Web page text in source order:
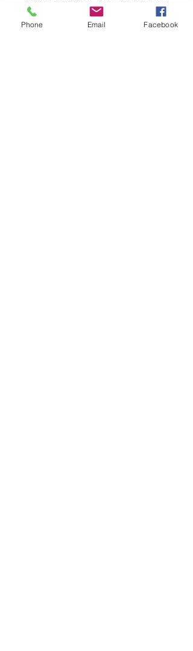
Revolutions that shook the Worid, 2012.
Phone Email Facebook